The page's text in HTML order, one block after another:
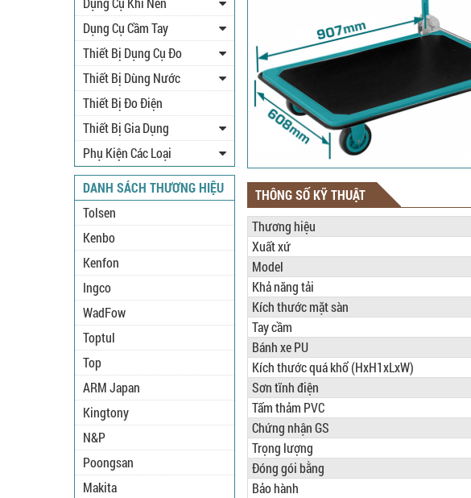
THÔNG SỐ KỸ THUẬT
Thương hiệu
Xuất xứ
Model
Khả năng tải
Kích thước mặt sàn
Tay cầm
Bánh xe PU
Kích thước quá khổ (HxH1xLxW)
Sơn tĩnh điện
Tấm thảm PVC
Chứng nhận GS
Trọng lượng
Đóng gói bằng
Bảo hành
Dụng Cụ Cầm Tay
Thiết Bị Dụng Cụ Đo
Thiết Bị Dùng Nước
Thiết Bị Đo Điện
Thiết Bị Gia Dụng
Phụ Kiện Các Loại
DANH SÁCH THƯƠNG HIỆU
Tolsen
Kenbo
Kenfon
Ingco
WadFow
Toptul
Top
ARM Japan
Kingtony
N&P
Poongsan
Makita